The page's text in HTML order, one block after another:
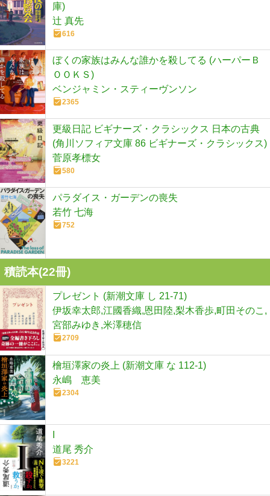
庫)
辻 真先
616
ぼくの家族はみんな誰かを殺してる (ハーパーＢ
ＯＯＫＳ)
ベンジャミン・スティーヴンソン
2365
更級日記 ビギナーズ・クラシックス 日本の古典
(角川ソフィア文庫 86 ビギナーズ・クラシックス)
菅原孝標女
580
パラダイス・ガーデンの喪失
若竹 七海
752
積読本(22冊)
プレゼント (新潮文庫 し 21-71)
伊坂幸太郎,江國香織,恩田陸,梨木香歩,町田そのこ,
宮部みゆき,米澤穂信
2709
檜垣澤家の炎上 (新潮文庫 な 112-1)
永嶋 恵美
2304
道尾 秀介
3221